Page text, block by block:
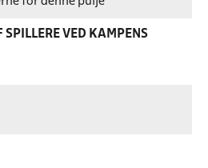
VED KAMPENS